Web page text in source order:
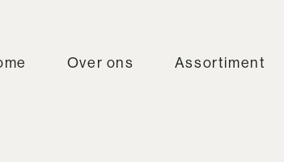
Over ons Assortiment